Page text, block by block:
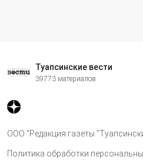
Туапсинские вести
39773 материалов
ООО "Редакция газеты
Политика обработки